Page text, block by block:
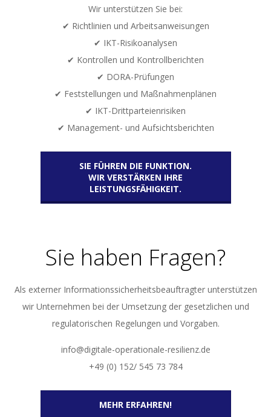
Wir unterstützen Sie bei:
✔ Richtlinien und Arbeitsanweisungen
✔ IKT-Risikoanalysen
✔ Kontrollen und Kontrollberichten
✔ DORA-Prüfungen
✔ Feststellungen und Maßnahmenplänen
✔ IKT-Drittparteienrisiken
✔ Management- und Aufsichtsberichten
SIE FÜHREN DIE FUNKTION.
WIR VERSTÄRKEN IHRE
LEISTUNGSFÄHIGKEIT.
Sie haben Fragen?
Als externer Informationssicherheitsbeauftragter unterstützen
wir Unternehmen bei der Umsetzung der gesetzlichen und
regulatorischen Regelungen und Vorgaben.
info@digitale-operationale-resilienz.de
+49 (0) 152/ 545 73 784
MEHR ERFAHREN!